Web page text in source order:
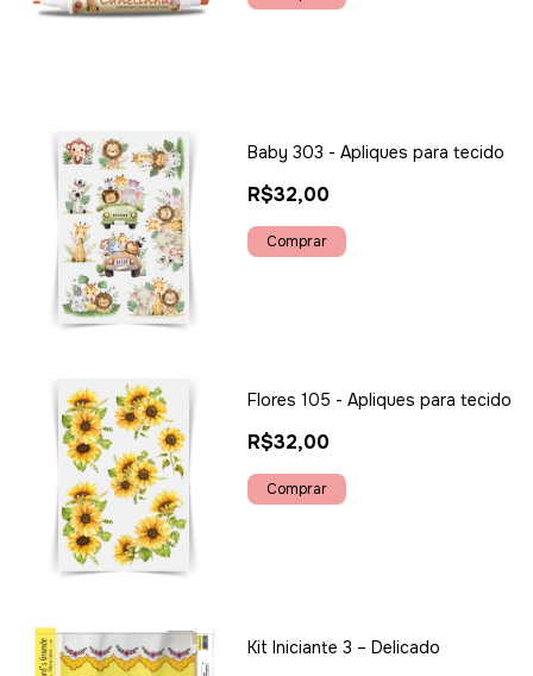
Baby 303 - Apliques para tecido
R$32,00
Flores 105 - Apliques para tecido
R$32,00
Kit Iniciante 3 – Delicado